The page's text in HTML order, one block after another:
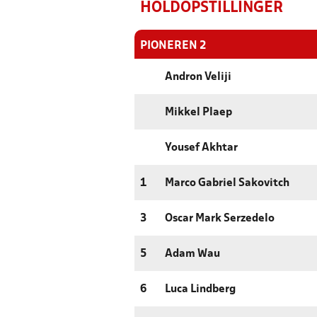
HOLDOPSTILLINGER
PIONEREN 2
Andron Veliji
Mikkel Plaep
Yousef Akhtar
1 Marco Gabriel Sakovitch
3 Oscar Mark Serzedelo
5 Adam Wau
6 Luca Lindberg